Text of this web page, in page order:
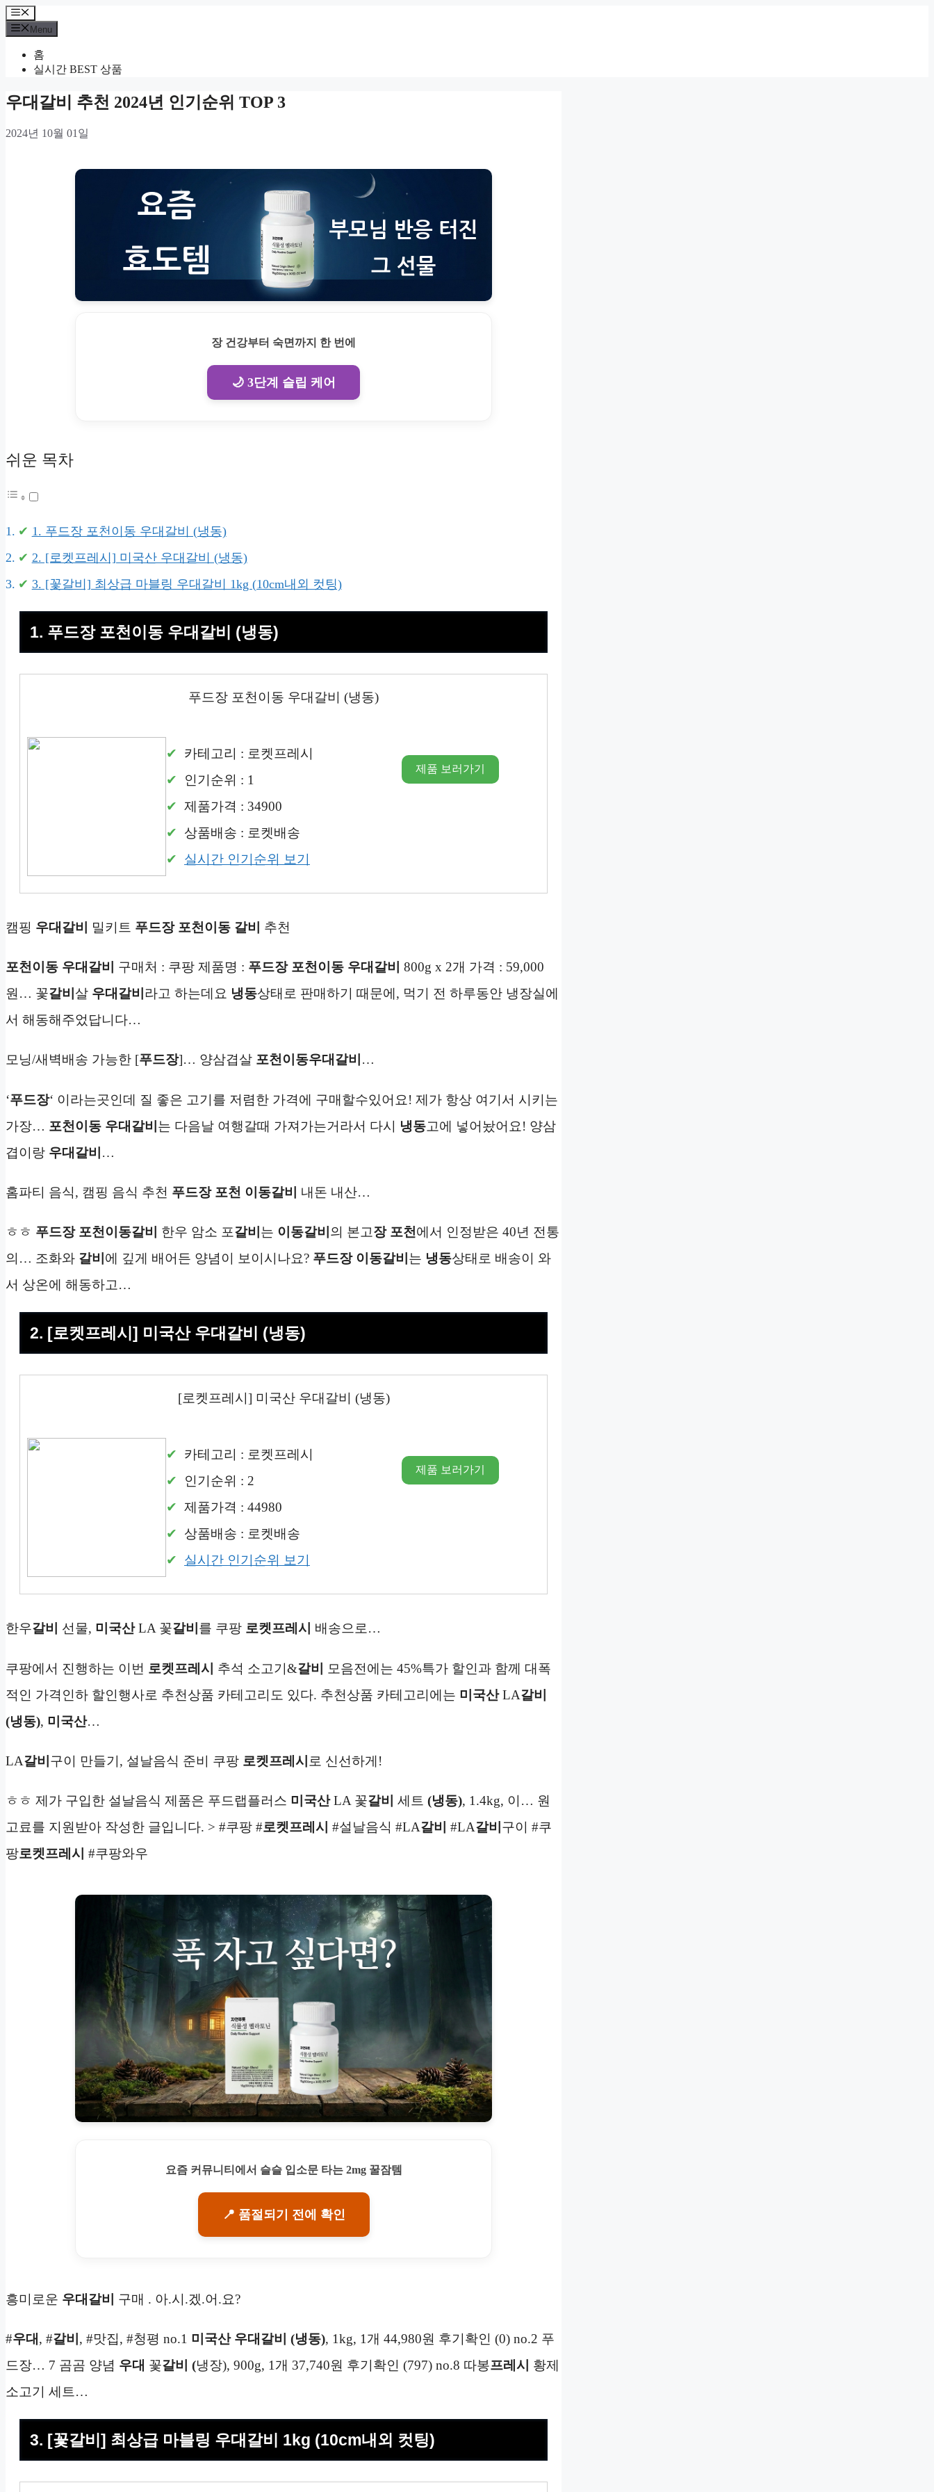
Skip
to
content
Menu
Menu
홈
실시간 BEST 상품
우대갈비 추천 2024년 인기순위 TOP 3
2024년 10월 01일
장 건강부터 숙면까지 한 번에
🌙 3단계 슬립 케어
쉬운 목차
1. 푸드장 포천이동 우대갈비 (냉동)
2. [로켓프레시] 미국산 우대갈비 (냉동)
3. [꽃갈비] 최상급 마블링 우대갈비 1kg (10cm내외 컷팅)
1. 푸드장 포천이동 우대갈비 (냉동)
푸드장 포천이동 우대갈비 (냉동)
카테고리 : 로켓프레시
인기순위 : 1
제품가격 : 34900
상품배송 : 로켓배송
실시간 인기순위 보기
제품 보러가기
캠핑 우대갈비 밀키트 푸드장 포천이동 갈비 추천
포천이동 우대갈비 구매처 : 쿠팡 제품명 : 푸드장 포천이동 우대갈비
800g x 2개 가격 : 59,000
원… 꽃갈비 살 우대갈비 라고 하는데요 냉동상태로 판매하기 때문에, 먹기 전 하루동안 냉장실에
서 해동해주었답니다…
모닝/새벽배송 가능한 [푸드장]… 양삼겹살 포천이동우대갈비 …
‘푸드장‘ 이라는곳인데 질 좋은 고기를 저렴한 가격에 구매할수있어요! 제가 항상 여기서 시키는
가장… 포천이동 우대갈비 는 다음날 여행갈때 가져가는거라서 다시 냉동고에 넣어놨어요! 양삼
겹이랑 우대갈비 …
홈파티 음식, 캠핑 음식 추천 푸드장 포천 이동갈비 내돈 내산…
ㅎㅎ 푸드장 포천이동갈비 한우 암소 포갈비 는 이동갈비 의 본고장 포천에서 인정받은 40년 전통
의… 조화와 갈비 에 깊게 배어든 양념이 보이시나요? 푸드장 이동갈비 는 냉동상태로 배송이 와
서 상온에 해동하고…
2. [로켓프레시] 미국산 우대갈비 (냉동)
[로켓프레시] 미국산 우대갈비 (냉동)
카테고리 : 로켓프레시
인기순위 : 2
제품가격 : 44980
상품배송 : 로켓배송
실시간 인기순위 보기
제품 보러가기
한우갈비 선물, 미국산LA 꽃갈비 를 쿠팡 로켓프레시 배송으로…
쿠팡에서 진행하는 이번 로켓프레시 추석 소고기&갈비
모음전에는 45%특가 할인과 함께 대폭
적인 가격인하 할인행사로 추천상품 카테고리도 있다. 추천상품 카테고리에는 미국산LA갈비
(냉동), 미국산…
LA갈비 구이 만들기, 설날음식 준비 쿠팡 로켓프레시 로 신선하게!
ㅎㅎ 제가 구입한 설날음식 제품은 푸드랩플러스 미국산LA 꽃갈비 세트 (냉동), 1.4kg, 이… 원
고료를 지원받아 작성한 글입니다. > #쿠팡 #로켓프레시 #설날음식 #LA갈비 #LA갈비 구이 #쿠
팡로켓프레시 #쿠팡와우
요즘 커뮤니티에서 슬슬 입소문 타는 2mg 꿀잠템
📍 품절되기 전에 확인
흥미로운 우대갈비 구매 . 아.시.겠.어.요?
#우대 , #갈비 , #맛집, #청평 no.1 미국산 우대갈비 (냉동), 1kg, 1개 44,980원 후기확인 (0) no.2 푸
드장… 7 곰곰 양념 우대 꽃갈비 (냉장), 900g, 1개 37,740원 후기확인 (797) no.8 따봉프레시
황제
소고기 세트…
3. [꽃갈비] 최상급 마블링 우대갈비 1kg (10cm내외 컷팅)